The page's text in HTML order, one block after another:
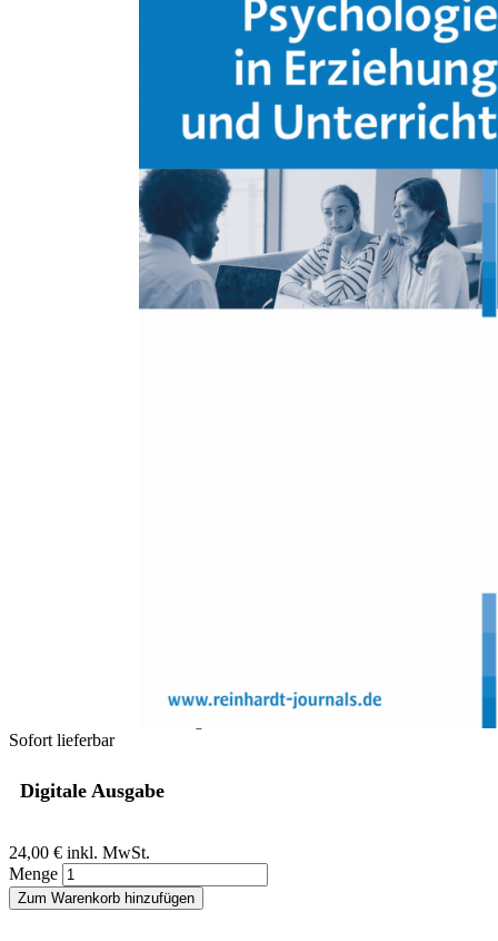
advokatorischen Fehlern in der
Sofort lieferbar
Digitale Ausgabe
24,00 € inkl. MwSt.
Menge
Zum Warenkorb hinzufügen